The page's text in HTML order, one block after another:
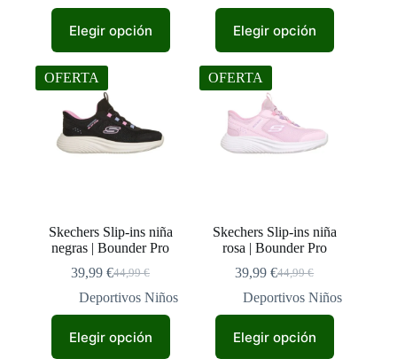
Elegir opción
producto
opciones
se
pueden
elegir
producto
Elegir opción
producto
opciones
se
pueden
elegir
producto
OFERTA
Skechers Slip-ins niña
negras | Bounder Pro
44,99€
El
precio
original
44,99 €.
39,99€El
precio
actual
39,99 €.
Deportivos Niños
Elegir opción
producto
OFERTA
Skechers Slip-ins niña
rosa | Bounder Pro
44,99€
El
precio
original
44,99 €.
39,99€El
precio
actual
39,99 €.
Deportivos Niños
Elegir opción
producto